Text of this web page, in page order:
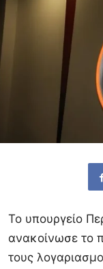
Το υπουργείο
ανακοίνωσε το
τους